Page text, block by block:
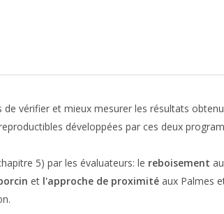
vérifier et mieux mesurer les résultats
développées par ces deux
5) par les évaluateurs: le reboisement
et l'approche de proximité aux Palmes